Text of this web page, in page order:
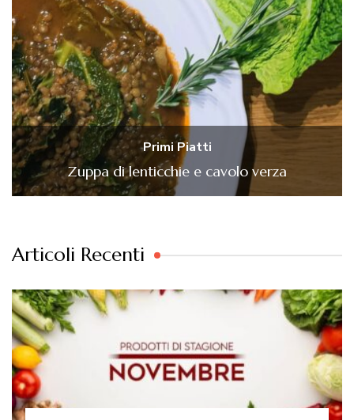
Primi Piatti
Zuppa di lenticchie e cavolo verza
Articoli Recenti